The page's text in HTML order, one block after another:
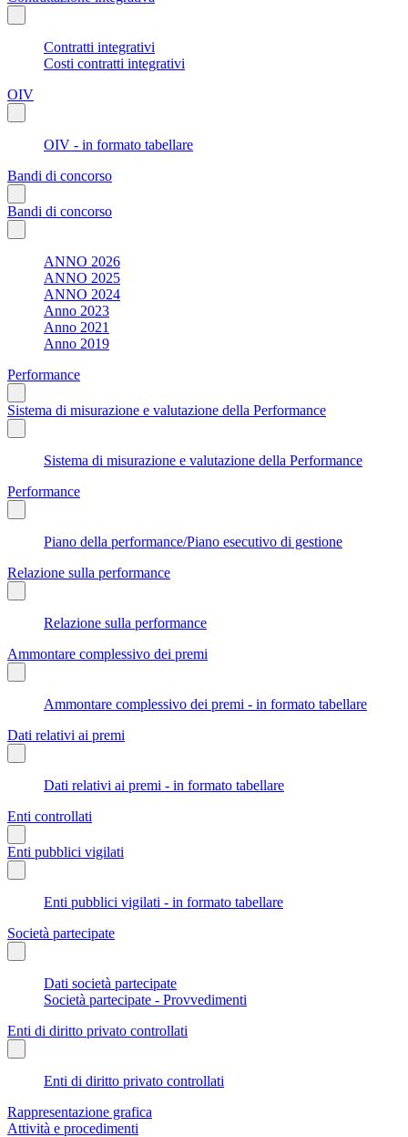
Contratti integrativi
Costi contratti integrativi
OIV
OIV - in formato tabellare
Bandi di concorso
Bandi di concorso
ANNO 2026
ANNO 2025
ANNO 2024
Anno 2023
Anno 2021
Anno 2019
Performance
Sistema di misurazione e valutazione della Performance
Sistema di misurazione e valutazione della Performance
Performance
Piano della performance/Piano esecutivo di gestione
Relazione sulla performance
Relazione sulla performance
Ammontare complessivo dei premi
Ammontare complessivo dei premi - in formato tabellare
Dati relativi ai premi
Dati relativi ai premi - in formato tabellare
Enti controllati
Enti pubblici vigilati
Enti pubblici vigilati - in formato tabellare
Società partecipate
Dati società partecipate
Società partecipate - Provvedimenti
Enti di diritto privato controllati
Enti di diritto privato controllati
Rappresentazione grafica
Attività e procedimenti